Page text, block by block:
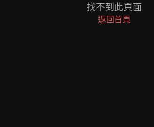
找不到此頁面
返回首頁